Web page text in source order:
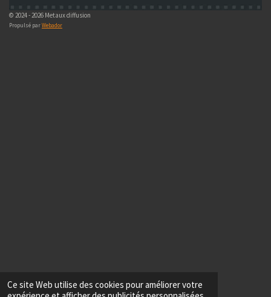
Ce site Web utilise des cookies pour améliorer votre
© 2024 - 2026 Metaux diffusion
Propulsé parWebador